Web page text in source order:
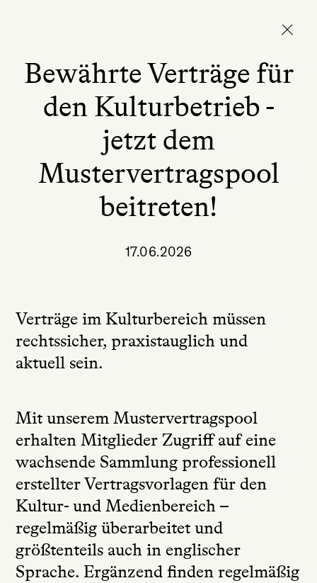
Bewährte Verträge für
den Kulturbetrieb -
jetzt dem
Mustervertragspool
beitreten!
17.06.2026
Verträge im Kulturbereich müssen
rechtssicher, praxistauglich und
aktuell sein.
Mit unserem Mustervertragspool
erhalten Mitglieder Zugriff auf eine
wachsende Sammlung professionell
erstellter Vertragsvorlagen für den
Kultur- und Medienbereich –
regelmäßig überarbeitet und
größtenteils auch in englischer
Sprache. Ergänzend finden regelmäßig